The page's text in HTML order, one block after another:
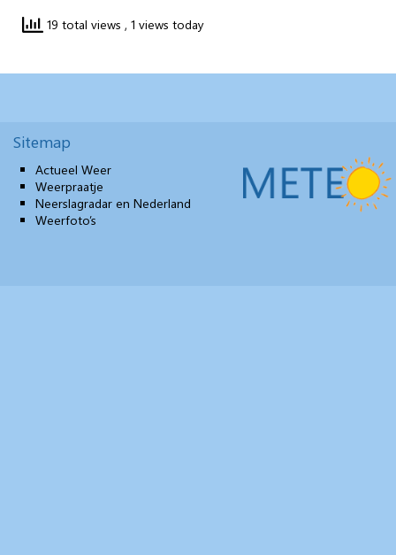
19 total views , 1 views today
Sitemap
Actueel Weer
Weerpraatje
Neerslagradar en Nederland
Weerfoto’s